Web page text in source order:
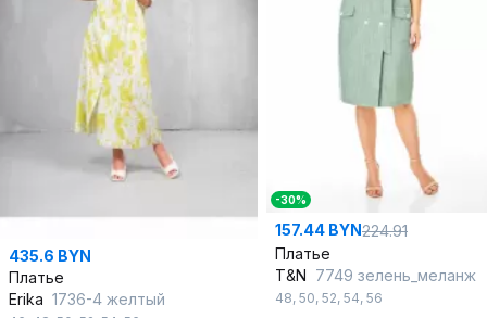
435.6 BYN
Платье
Erika 1736-4 желтый
-30%
157.44 BYN224.91
Платье
T&N 7749 зелень_меланж
48, 50, 52, 54, 56